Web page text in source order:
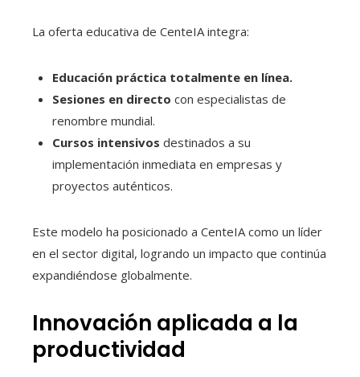
La oferta educativa de CenteIA integra:
Educación práctica totalmente en línea.
Sesiones en directo con especialistas de
renombre mundial.
Cursos intensivos destinados a su
implementación inmediata en empresas y
proyectos auténticos.
Este modelo ha posicionado a CenteIA como un líder
en el sector digital, logrando un impacto que continúa
expandiéndose globalmente.
Innovación aplicada a la
productividad